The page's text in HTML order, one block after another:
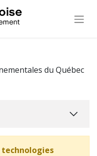
du Québec
technologies